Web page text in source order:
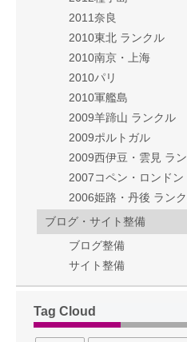
2011奈良
2010東北 ランクル
2010南京・上海
2010パリ
2010軍艦島
2009羊蹄山 ランクル
2009ポルトガル
2009西伊豆・雲見 ラ
2007コペン・ロンドン
2006姫路・丹後 ラン
ブログ・サイト整備
ブログ整備
サイト整備
Tag Cloud